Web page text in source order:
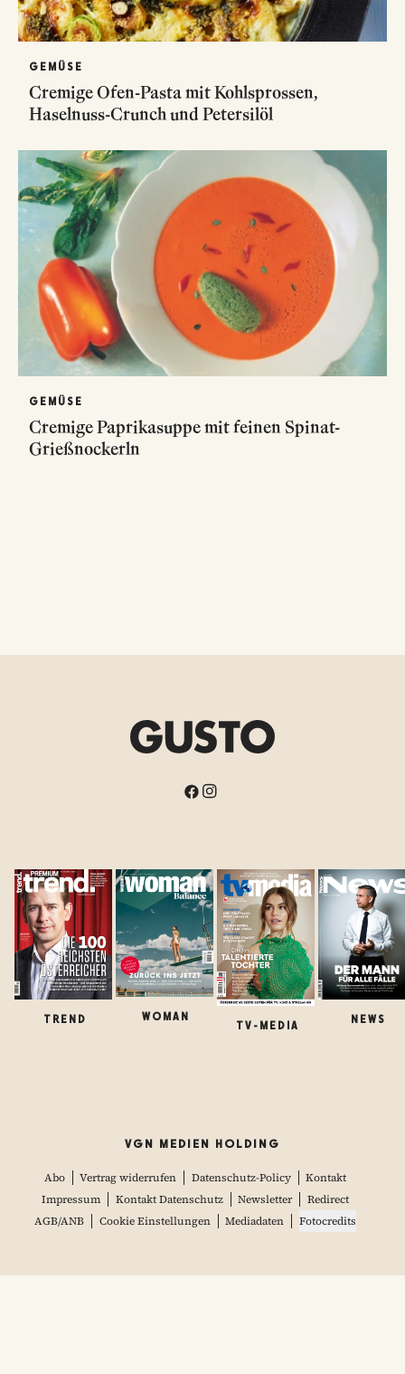
GEMÜSE
Cremige Ofen-Pasta mit Kohlsprossen,
Haselnuss-Crunch und Petersilöl
GEMÜSE
Cremige Paprikasuppe mit feinen Spinat-
Grießnockerln
TREND WOMAN
TV-MEDIA
NEWS
VGN MEDIEN HOLDING
Abo Vertrag widerrufen Datenschutz-Policy
Kontakt
Impressum
Kontakt Datenschutz Newsletter
Redirect
AGB/ANB
Cookie Einstellungen Mediadaten Fotocredits